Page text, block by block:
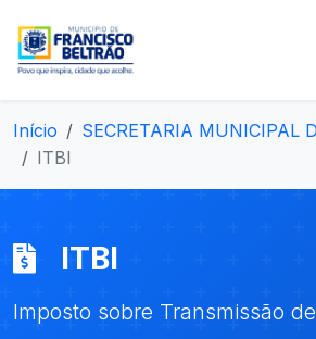
Início
SECRETARIA MUNICIPAL
ITBI
ITBI
Imposto sobre Transmissão